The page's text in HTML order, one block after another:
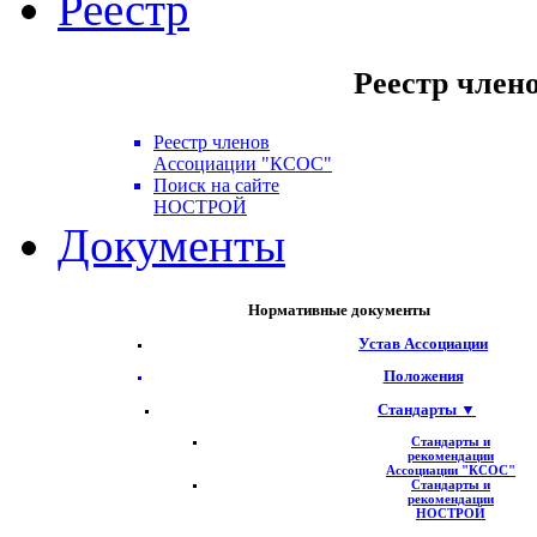
Реестр
Реестр членов
Ассоциации "КСОС"
Поиск на сайте
НОСТРОЙ
Документы
Нормативные документы
Устав Ассоциации
Положения
Стандарты ▼
Стандарты и
рекомендации
Ассоциации "КСОС"
Стандарты и
рекомендации
НОСТРОЙ